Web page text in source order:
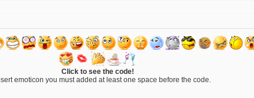
Click to see the code!
emoticon you must added at least one space before the code.